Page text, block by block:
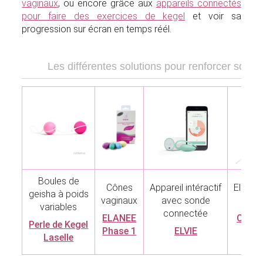
vaginaux, ou encore grâce aux appareils connectés
pour faire des exercices de kegel et voir sa
progression sur écran en temps réél.
Les différentes solutions pour renforcer son
Boules de
geisha à poids
variables
Perle de Kegel
Laselle
Cônes
vaginaux
ELANEE
Phase 1
Appareil intéractif
avec sonde
connectée
ELVIE
Cefar